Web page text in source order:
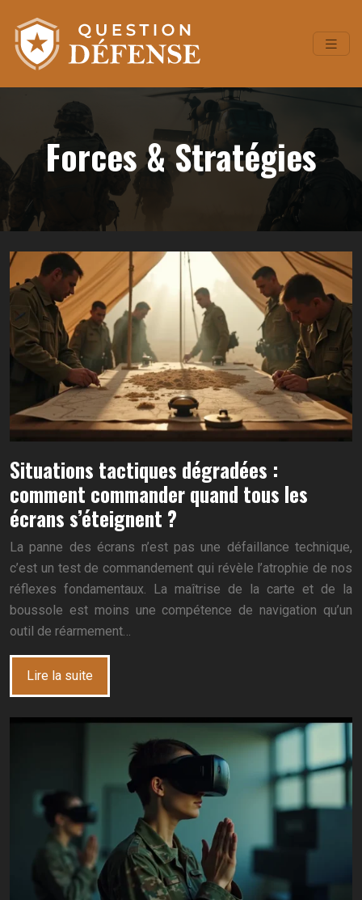
Forces & Stratégies
Situations tactiques dégradées :
comment commander quand tous les
écrans s’éteignent ?
La panne des écrans n’est pas une défaillance technique,
c’est un test de commandement qui révèle l’atrophie de nos
réflexes fondamentaux. La maîtrise de la carte et de la
boussole est moins une compétence de navigation qu’un
outil de réarmement…
Lire la suite